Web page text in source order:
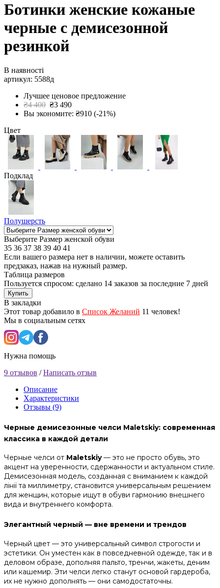
Ботинки женские кожаные
черные с демисезонной
резинкой
В наявності
артикул: 5588д
Лучшее ценовое предложение
₴4 400 ₴3 490
Вы экономите: ₴910 (-21%)
Цвет
Подклад
Полушерсть
Выберите Размер женской обуви
35 36 37 38 39 40 41
Если вашего размера нет в наличии, можете оставить
предзаказ, нажав на нужный размер.
Таблица размеров
Пользуется спросом: сделано 14 заказов за последние 7 дней
Купить
В закладки
Этот товар добавило в Список Желаний 11 человек!
Мы в социальным сетях
Нужна помощь
9 отзывов /Написать отзыв
Описание
Характеристики
Отзывы (9)
Черные демисезонные челси Maletskiy: современная
классика в каждой детали
Черные челси от Maletskiy— это не просто обувь, это
акцент на уверенности, сдержанности и актуальном стиле.
Демисезонная модель, созданная с вниманием к каждой
лінії та миллиметру, становится универсальным решением
для женщин, которые ищут в обуви гармонию внешнего
вида и внутреннего комфорта.
Элегантный черный — вне времени и трендов
Черный цвет — это универсальный символ строгости и
эстетики. Он уместен как в повседневной одежде, так и в
деловом образе, дополняя пальто, тренчи, жакеты, деним
или кашемир. Эти челси легко станут основой гардероба,
их не нужно дополнять — они самодостаточны.